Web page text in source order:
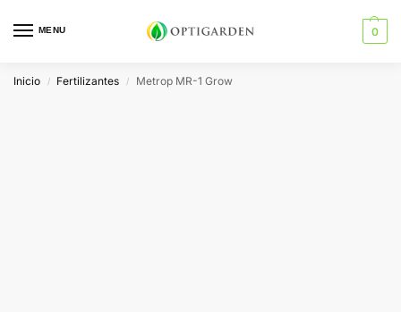
MENU 0
Inicio / Fertilizantes / Metrop MR-1 Grow